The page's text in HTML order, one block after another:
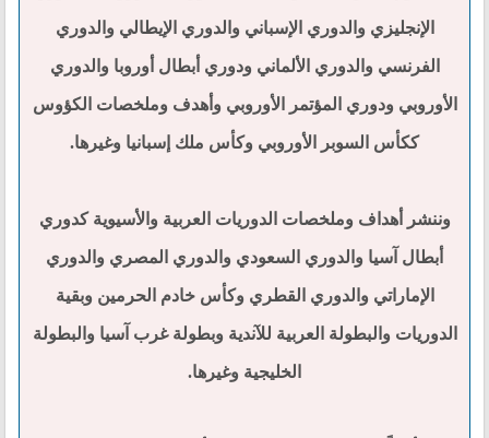
الإنجليزي والدوري الإسباني والدوري الإيطالي والدوري
الفرنسي والدوري الألماني ودوري أبطال أوروبا والدوري
الأوروبي ودوري المؤتمر الأوروبي وأهدف وملخصات الكؤوس
ككأس السوبر الأوروبي وكأس ملك إسبانيا وغيرها.
وننشر أهداف وملخصات الدوريات العربية والأسيوية كدوري
أبطال آسيا والدوري السعودي والدوري المصري والدوري
الإماراتي والدوري القطري وكأس خادم الحرمين وبقية
الدوريات والبطولة العربية للآندية وبطولة غرب آسيا والبطولة
الخليجية وغيرها.